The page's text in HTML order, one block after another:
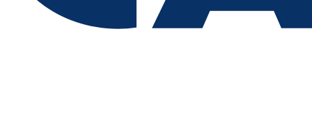
07.08.2026 | 10:16
Самарцы рассказали, что считают главным подарком в жизни